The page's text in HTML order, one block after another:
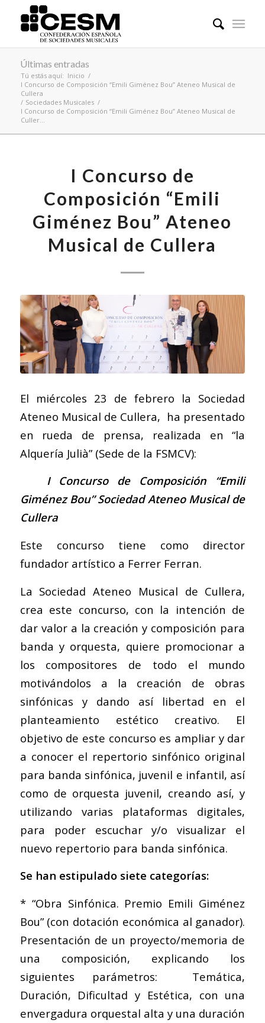
Últimas entradas
Tú estás aquí: Inicio /
I Concurso de Composición “Emili Giménez Bou” Ateneo Musical de
Cullera
/ Sociedades Musicales /
I Concurso de Composición “Emili Giménez Bou” Ateneo Musical de
Culler...
I Concurso de
Composición “Emili
Giménez Bou” Ateneo
Musical de Cullera
El miércoles 23 de febrero la Sociedad
Ateneo Musical de Cullera, ha presentado
en rueda de prensa, realizada en “la
Alquería Julià” (Sede de la FSMCV):
I Concurso de Composición “Emili
Giménez Bou” Sociedad Ateneo Musical de
Cullera
Este concurso tiene como director
fundador artístico a Ferrer Ferran.
La Sociedad Ateneo Musical de Cullera,
crea este concurso, con la intención de
dar valor a la creación y composición para
banda y orquesta, quiere promocionar a
los compositores de todo el mundo
motivándolos a la creación de obras
sinfónicas y dando así libertad en el
planteamiento estético creativo. El
objetivo de este concurso es ampliar y dar
a conocer el repertorio sinfónico original
para banda sinfónica, juvenil e infantil, así
como de orquesta juvenil, creando así, y
utilizando varias plataformas digitales,
para poder escuchar y/o visualizar el
nuevo repertorio para banda sinfónica.
Se han estipulado siete categorías:
* “Obra Sinfónica. Premio Emili Giménez
Bou” (con dotación económica al ganador).
Presentación de un proyecto/memoria de
una composición, explicando los
siguientes parámetros: Temática,
Duración, Dificultad y Estética, con una
envergadura orquestal alta y una duración